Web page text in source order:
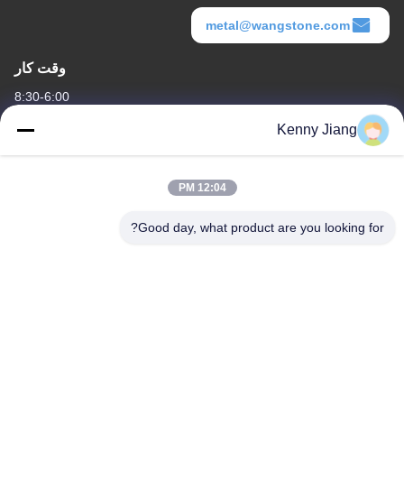
metal@wangstone.com
وقت کار
8:30-6:00
آدرس ما Kenny Jiang
12:04 PM
Good day, what product are you looking for?